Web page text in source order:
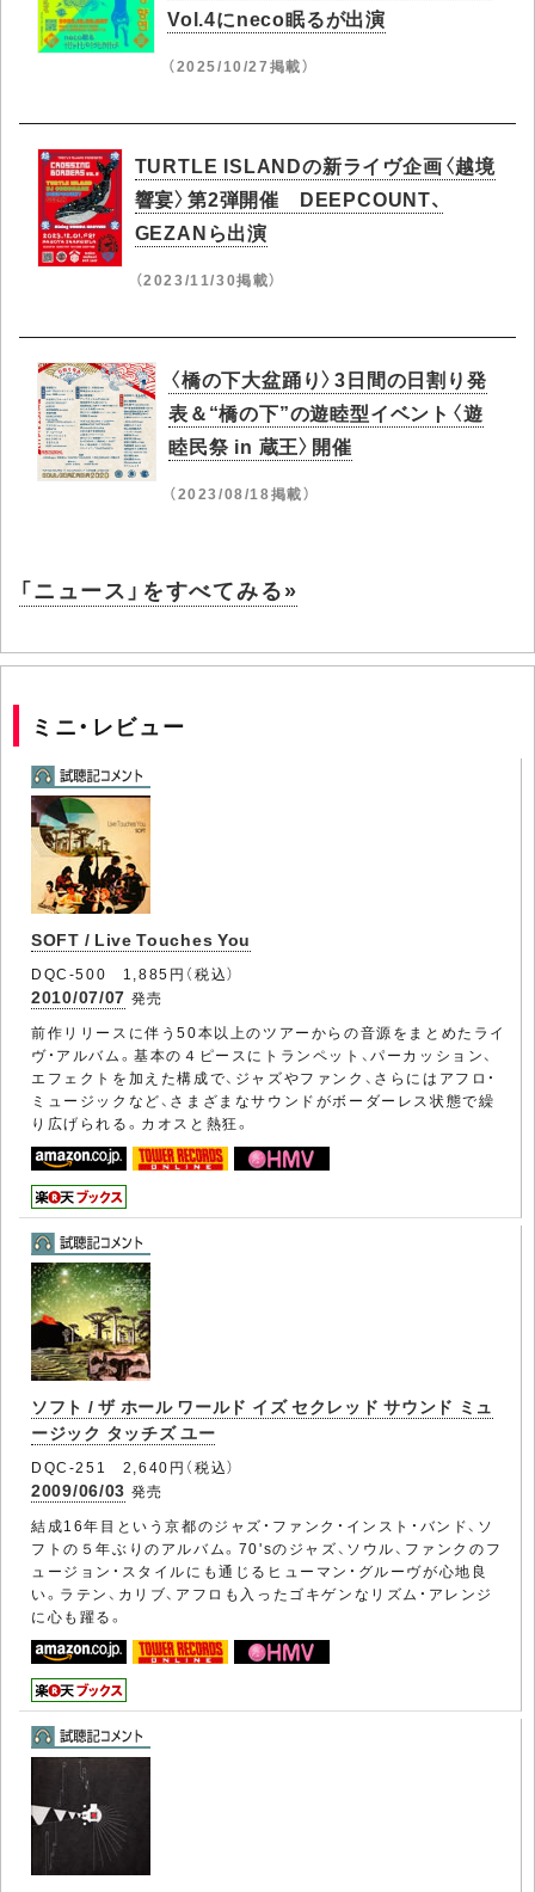
Vol.4にneco眠るが出演
（2025/10/27掲載）
TURTLE ISLANDの新ライヴ企画〈越境
響宴〉第2弾開催 DEEPCOUNT、
GEZANら出演
（2023/11/30掲載）
〈橋の下大盆踊り〉3日間の日割り発
表＆“橋の下”の遊睦型イベント〈遊
睦民祭 in 蔵王〉開催
（2023/08/18掲載）
「ニュース」をすべてみる»
ミニ・レビュー
SOFT / Live Touches You
DQC-500 1,885円（税込）
2010/07/07 発売
前作リリースに伴う50本以上のツアーからの音源をまとめたライ
ヴ・アルバム。基本の４ピースにトランペット、パーカッション、
エフェクトを加えた構成で、ジャズやファンク、さらにはアフロ・
ミュージックなど、さまざまなサウンドがボーダーレス状態で繰
り広げられる。カオスと熱狂。
ソフト / ザ ホール ワールド イズ セクレッド サウンド ミュ
ージック タッチズ ユー
DQC-251 2,640円（税込）
2009/06/03 発売
結成16年目という京都のジャズ・ファンク・インスト・バンド、ソ
フトの５年ぶりのアルバム。70'sのジャズ、ソウル、ファンクのフ
ュージョン・スタイルにも通じるヒューマン・グルーヴが心地良
い。ラテン、カリブ、アフロも入ったゴキゲンなリズム・アレンジ
に心も躍る。